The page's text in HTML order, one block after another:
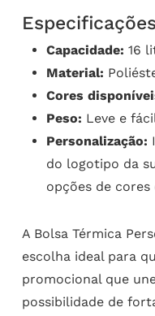
Capacidade: 16
Material:
Cores
Peso: Leve e
Personalização:
do logotipo da
opções de
A Bolsa Térmica
escolha ideal para
promocional que
possibilidade de